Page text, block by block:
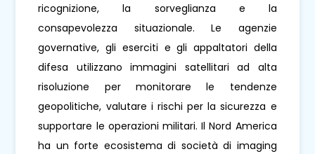
ricognizione, la sorveglianza e la
consapevolezza situazionale. Le agenzie
governative, gli eserciti e gli appaltatori della
difesa utilizzano immagini satellitari ad alta
risoluzione per monitorare le tendenze
geopolitiche, valutare i rischi per la sicurezza e
supportare le operazioni militari. Il Nord America
ha un forte ecosistema di società di imaging